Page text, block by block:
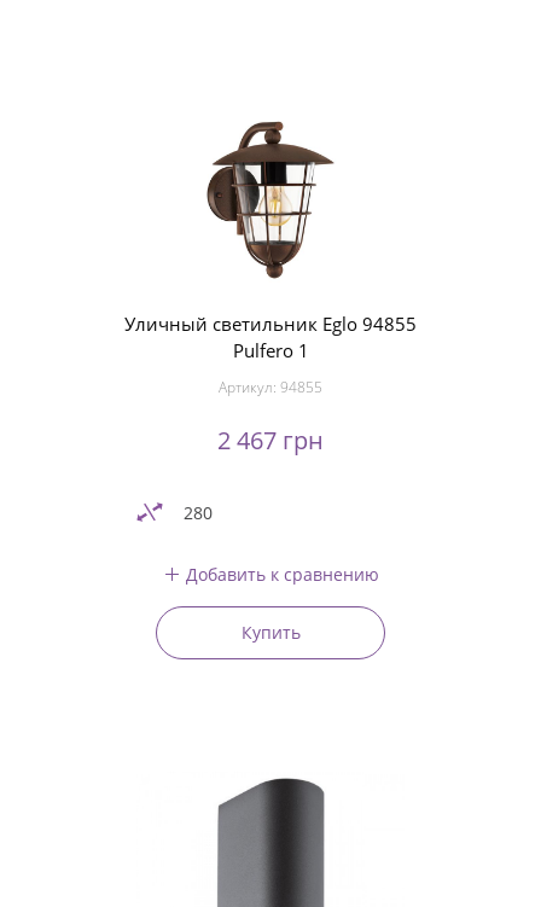
Уличный светильник Eglo 94855
Pulfero 1
Артикул: 94855
2 467 грн
280
Добавить к сравнению
Купить